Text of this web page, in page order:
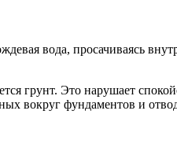
вода, просачиваясь
грунт. Это нарушает
вокруг фундаментов и